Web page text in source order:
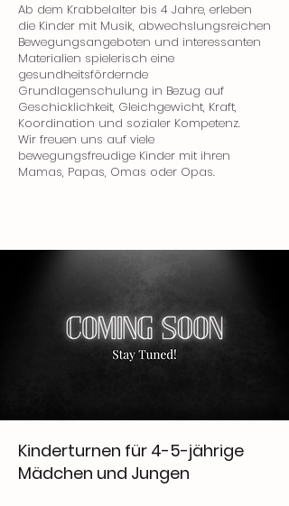
Ab dem Krabbelalter bis 4 Jahre, erleben
die Kinder mit Musik, abwechslungsreichen
Bewegungsangeboten und interessanten
Materialien spielerisch eine
gesundheitsfördernde
Grundlagenschulung in Bezug auf
Geschicklichkeit, Gleichgewicht, Kraft,
Koordination und sozialer Kompetenz.
Wir freuen uns auf viele
bewegungsfreudige Kinder mit ihren
Mamas, Papas, Omas oder Opas.
Kinderturnen für 4-5-jährige
Mädchen und Jungen